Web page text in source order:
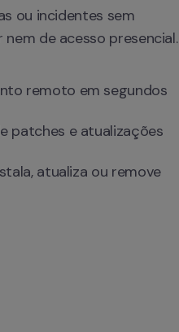
ou incidentes sem
de acesso presencial.
remoto em segundos
patches e atualizações
atualiza ou remove